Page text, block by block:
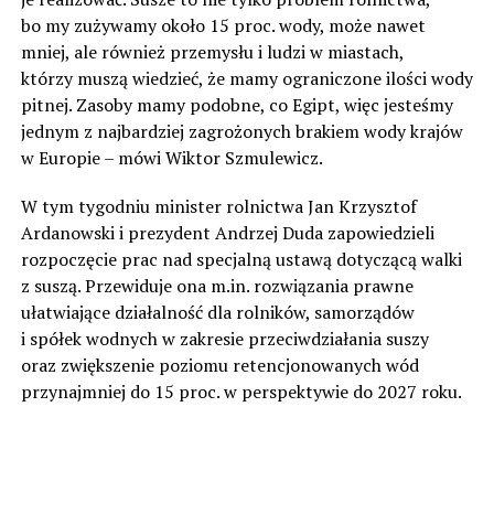
bo my zużywamy około 15 proc. wody, może nawet
mniej, ale również przemysłu i ludzi w miastach,
którzy muszą wiedzieć, że mamy ograniczone ilości wody
pitnej. Zasoby mamy podobne, co Egipt, więc jesteśmy
jednym z najbardziej zagrożonych brakiem wody krajów
w Europie – mówi Wiktor Szmulewicz.
W tym tygodniu minister rolnictwa Jan Krzysztof
Ardanowski i prezydent Andrzej Duda zapowiedzieli
rozpoczęcie prac nad specjalną ustawą dotyczącą walki
z suszą. Przewiduje ona m.in. rozwiązania prawne
ułatwiające działalność dla rolników, samorządów
i spółek wodnych w zakresie przeciwdziałania suszy
oraz zwiększenie poziomu retencjonowanych wód
przynajmniej do 15 proc. w perspektywie do 2027 roku.